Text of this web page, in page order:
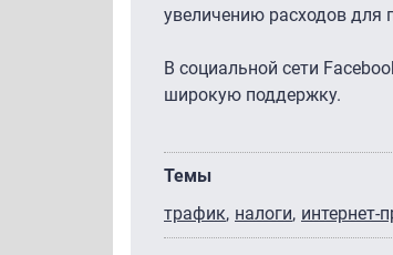
увеличению расходов для
В социальной сети
широкую поддержку.
Темы
трафик налоги интернет-